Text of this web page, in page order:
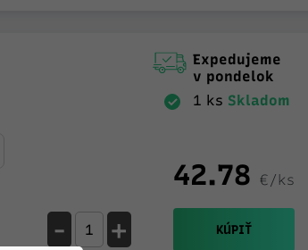
Expedujeme
v pondelok
1 ks Skladom
42.78 €/ks
- + KÚPIŤ